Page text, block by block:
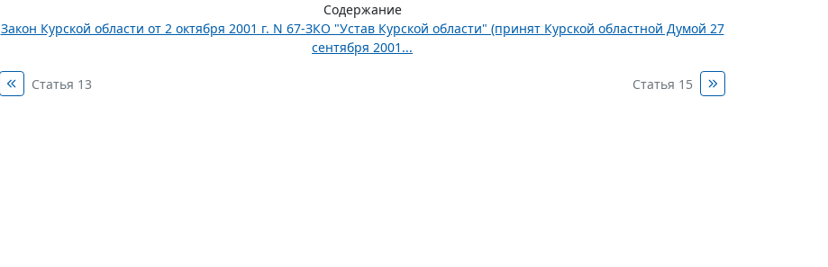
Содержание
Закон Курской области от 2 октября 2001 г. N 67-ЗКО "Устав Курской области" (принят Курской областной Думой 27
сентября 2001...
Статья 13 Статья 15